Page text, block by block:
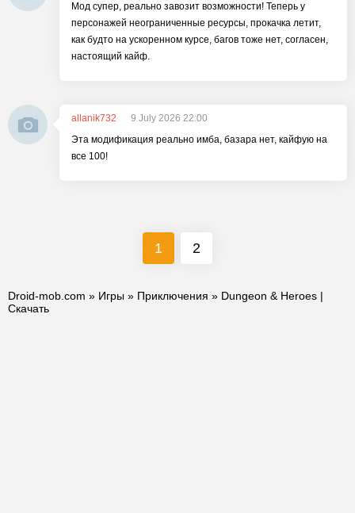
Мод супер, реально завозит возможности! Теперь у
персонажей неограниченные ресурсы, прокачка летит,
как будто на ускоренном курсе, багов тоже нет, согласен,
настоящий кайф.
allanik732
9 July 2026 22:00
Эта модификация реально имба, базара нет, кайфую на
все 100!
1 2
Droid-mob.com » Игры » Приключения » Dungeon & Heroes |
Скачать